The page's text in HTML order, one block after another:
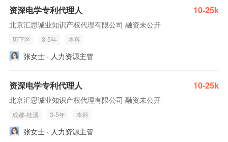
资深电学专利代理人 10-25k
北京汇思诚业知识产权代理有限公司 融资未公开
历下区 3-5年 本科
张女士 · 人力资源主管
资深电学专利代理人 10-25k
北京汇思诚业知识产权代理有限公司 融资未公开
成都-桂溪 3-5年 本科
张女士 · 人力资源主管